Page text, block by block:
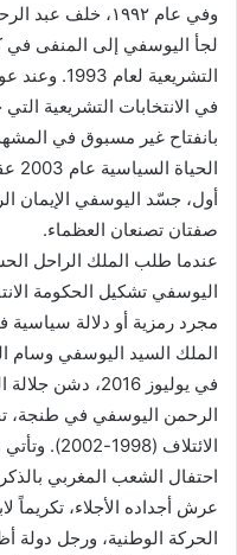
وفي عام ١٩٩٢،
لجأ اليوسفي إلى المنفى في
بانفتاح غير مسبوق في
أول، جسّد اليوسفي الإيمان
صفتان تصنعان العظماء.
عندما طلب الملك الراحل
الملك السيد اليوسفي وسام
في يوليوز
الرحمن اليوسفي في طنجة،
الائتلاف
احتفال الشعب المغربي
عرش أجداده الأجلاء، تكريماً
الحركة الوطنية، ورجل دولة